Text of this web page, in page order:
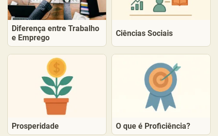
Diferença entre Trabalho
e Emprego
Ciências Sociais
Prosperidade O que é Proficiência?